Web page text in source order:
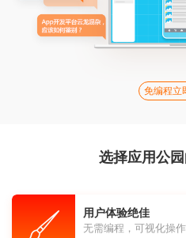
免编程立
选择应用公
用户体验绝佳
无需编程，可视化操